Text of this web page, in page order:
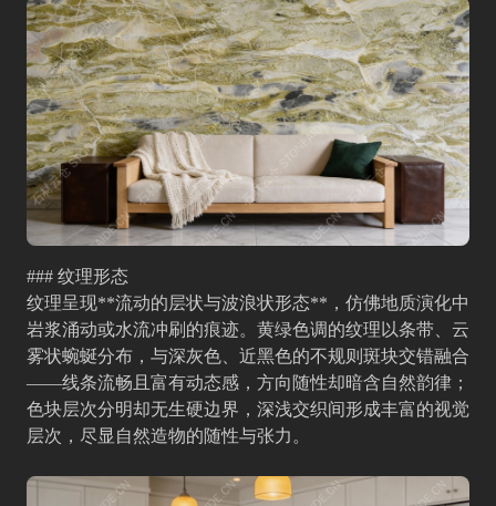
### 纹理形态
纹理呈现**流动的层状与波浪状形态**，仿佛地质演化中
岩浆涌动或水流冲刷的痕迹。黄绿色调的纹理以条带、云
雾状蜿蜒分布，与深灰色、近黑色的不规则斑块交错融合
——线条流畅且富有动态感，方向随性却暗含自然韵律；
色块层次分明却无生硬边界，深浅交织间形成丰富的视觉
层次，尽显自然造物的随性与张力。